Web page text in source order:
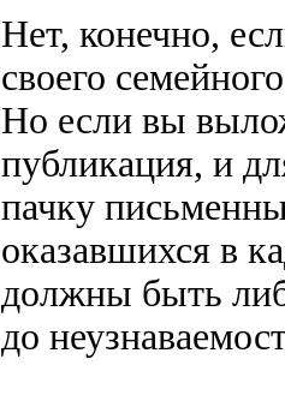
Нет, конечно,
своего
Но если вы
публикация, и
пачку
оказавшихся в
должны быть
до